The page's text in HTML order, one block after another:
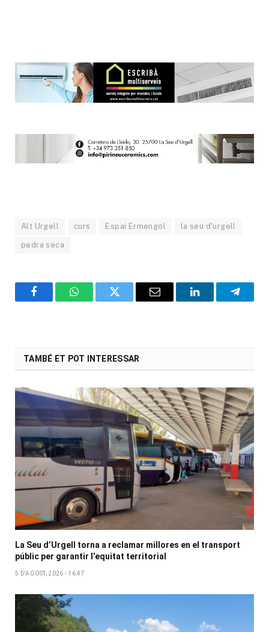
Alt Urgell curs Espai Ermengol la seu d'urgell
pedra seca
FacebookWhatsAppTwitter Email LinkedIn
TAMBÉ ET POT INTERESSAR
La Seu d’Urgell torna a reclamar millores en el transport
públic per garantir l’equitat territorial
5 D'AGOST, 2026 - 16:47